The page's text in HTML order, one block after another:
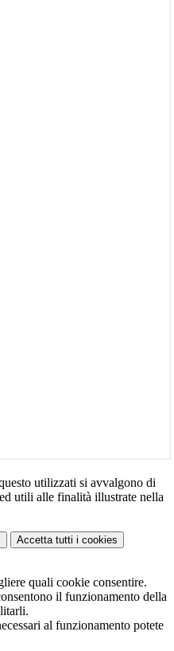
utilizzati si avvalgono di
utili alle finalità illustrate nella
Accetta tutti i cookies
quali cookie consentire.
il funzionamento della
al funzionamento potete